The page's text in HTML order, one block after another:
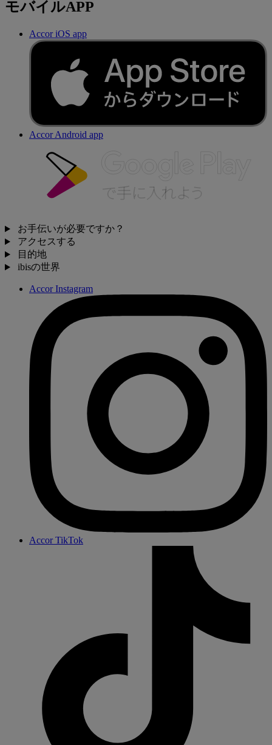
モバイルAPP
Accor iOS app
Accor Android app
お手伝いが必要ですか？
アクセスする
目的地
ibisの世界
Accor Instagram
Accor TikTok